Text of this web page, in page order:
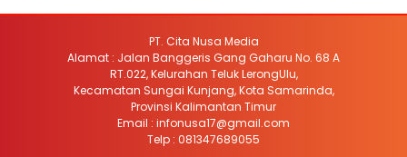
PT. Cita Nusa Media
Alamat : Jalan Banggeris Gang Gaharu No. 68 A
RT.022, Kelurahan Teluk LerongUlu,
Kecamatan Sungai Kunjang, Kota Samarinda,
Provinsi Kalimantan Timur
Email : infonusa17@gmail.com
Telp : 081347689055